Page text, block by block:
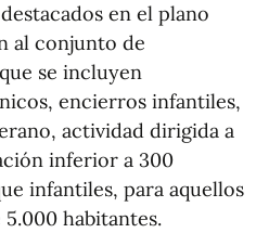
en el plano
al conjunto de
se incluyen
encierros infantiles,
actividad dirigida a
inferior a 300
infantiles, para aquellos
habitantes.